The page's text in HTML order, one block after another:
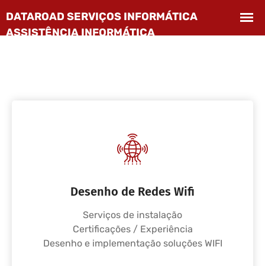
Desenho de Redes Wifi
Serviços de instalação
Certificações / Experiência
Desenho e implementação soluções WIFI